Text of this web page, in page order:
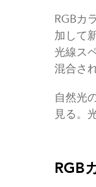
RGBカ
加して
光線ス
混合さ
自然光
見る。
RGB